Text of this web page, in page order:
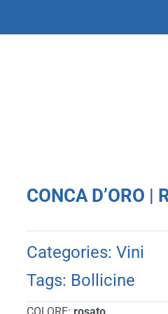
CONCA D’ORO
Categories: Vini
Tags: Bollicine